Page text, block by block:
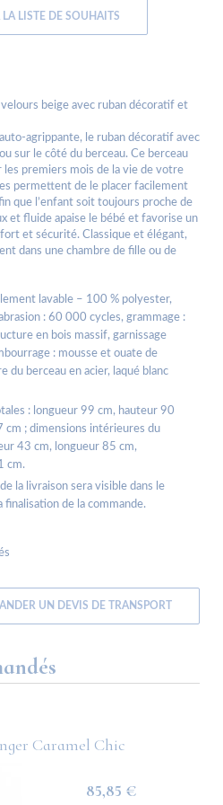
LISTE DE SOUHAITS
beige avec ruban décoratif et
agrippante, le ruban décoratif avec
sur le côté du berceau. Ce berceau
les premiers mois de la vie de votre
permettent de le placer facilement
que l’enfant soit toujours proche de
et fluide apaise le bébé et favorise un
et sécurité. Classique et élégant,
dans une chambre de fille ou de
lavable – 100 % polyester,
: 60 000 cycles, grammage :
en bois massif, garnissage
: mousse et ouate de
du berceau en acier, laqué blanc
: longueur 99 cm, hauteur 90
cm ; dimensions intérieures du
43 cm, longueur 85 cm,
cm.
la livraison sera visible dans le
finalisation de la commande.
UN DEVIS DE TRANSPORT
Caramel Chic
85,85 €